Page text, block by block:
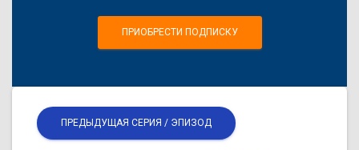
ПРИОБРЕСТИ ПОДПИСКУ
ПРЕДЫДУЩАЯ СЕРИЯ / ЭПИЗОД